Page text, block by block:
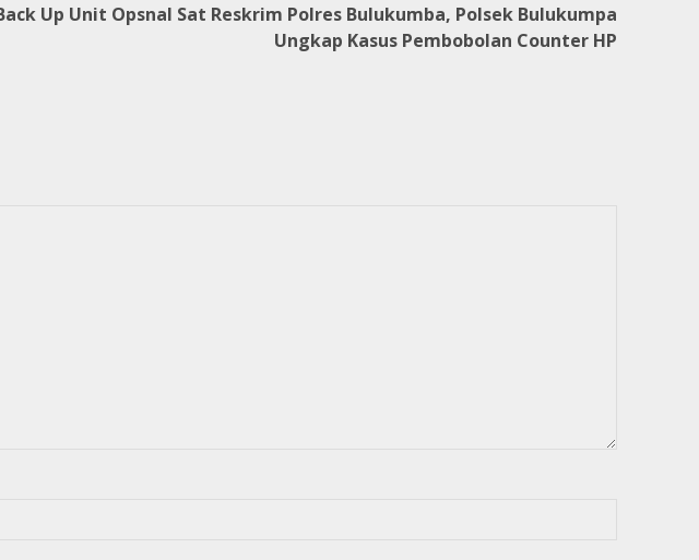
Up Unit Opsnal Sat Reskrim Polres Bulukumba, Polsek Bulukumpa
Ungkap Kasus Pembobolan Counter HP